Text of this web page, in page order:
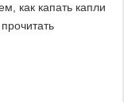
как капать капли